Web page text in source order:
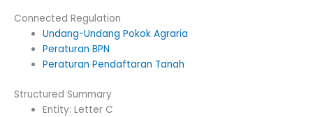
Connected Regulation
Undang-Undang Pokok Agraria
Peraturan BPN
Peraturan Pendaftaran Tanah
Structured Summary
Entity: Letter C